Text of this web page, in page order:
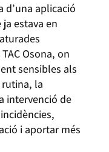
aplicació
estava en
Osona, on
sensibles als
la
intervenció de
i aportar més